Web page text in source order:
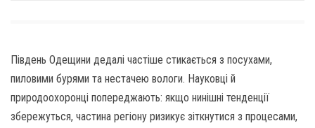
Південь Одещини дедалі частіше стикається з посухами,
пиловими бурями та нестачею вологи. Науковці й
природоохоронці попереджають: якщо нинішні тенденції
збережуться, частина регіону ризикує зіткнутися з процесами,